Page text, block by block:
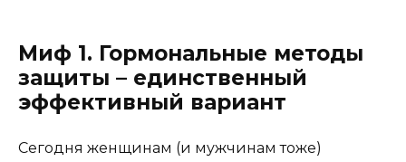
Миф 1. Гормональные методы
защиты – единственный
эффективный вариант
Сегодня женщинам (и мужчинам тоже)